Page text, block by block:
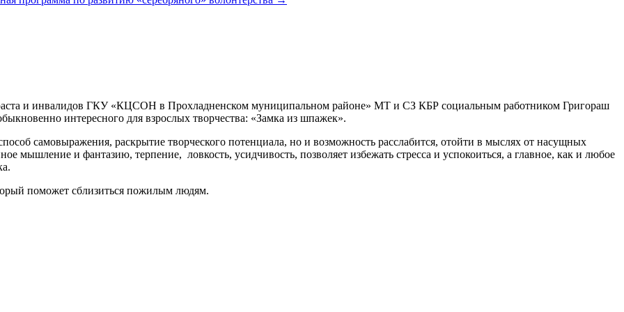
и инвалидов ГКУ «КЦСОН в Прохладненском муниципальном районе» МТ и СЗ КБР социальным работником Григораш
интересного для взрослых творчества: «Замка из шпажек».
самовыражения, раскрытие творческого потенциала, но и возможность расслабится, отойти в мыслях от насущных
мышление и фантазию, терпение, ловкость, усидчивость, позволяет избежать стресса и успокоиться, а главное, как и любое
поможет сблизиться пожилым людям.